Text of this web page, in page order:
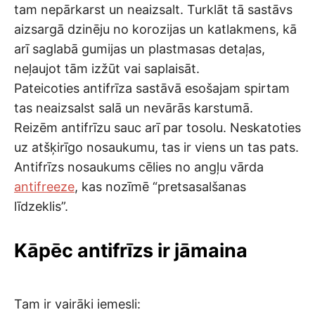
tam nepārkarst un neaizsalt. Turklāt tā sastāvs
aizsargā dzinēju no korozijas un katlakmens, kā
arī saglabā gumijas un plastmasas detaļas,
neļaujot tām izžūt vai saplaisāt.
Pateicoties antifrīza sastāvā esošajam spirtam
tas neaizsalst salā un nevārās karstumā.
Reizēm antifrīzu sauc arī par tosolu. Neskatoties
uz atšķirīgo nosaukumu, tas ir viens un tas pats.
Antifrīzs nosaukums cēlies no angļu vārda
antifreeze, kas nozīmē “pretsasalšanas
līdzeklis”.
Kāpēc antifrīzs ir jāmaina
Tam ir vairāki iemesli: